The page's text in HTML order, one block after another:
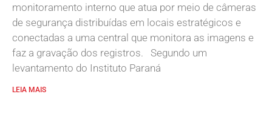
monitoramento interno que atua por meio de câmeras
de segurança distribuídas em locais estratégicos e
conectadas a uma central que monitora as imagens e
faz a gravação dos registros. Segundo um
levantamento do Instituto Paraná
LEIA MAIS